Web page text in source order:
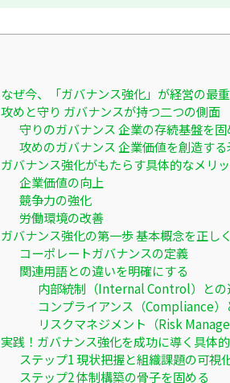
なぜ今、「ガバナンス強化」が経営の最
攻めと守り ガバナンスが持つ二つの側面
守りのガバナンス 企業の存続基盤を
攻めのガバナンス 企業価値を創造する
ガバナンス強化がもたらす具体的なメリ
企業価値の向上
競争力の強化
労働環境の改善
ガバナンス強化の第一歩 基本概念を正し
コーポレートガバナンスの定義
関連用語との違いを明確にする
内部統制（Internal Control）との
コンプライアンス（Compliance）
リスクマネジメント（Risk
実践！ガバナンス強化を成功に導く具体
ステップ1 現状把握と組織課題の可視
ステップ2 体制構築の骨子を固める